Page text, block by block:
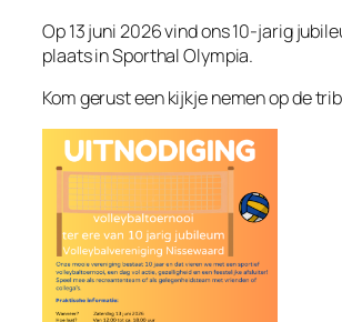
Op 13 juni 2026 vind ons 10-jarig
plaats in Sporthal Olympia.
Kom gerust een kijkje nemen op de